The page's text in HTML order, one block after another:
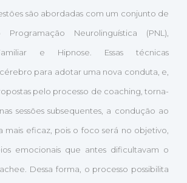
são abordadas com um conjunto de
Neurolinguística (PNL),
e Hipnose. Essas técnicas
para adotar uma nova conduta, e,
pelo processo de coaching, torna-
sessões subsequentes, a condução ao
mais eficaz, pois o foco será no objetivo,
emocionais que antes dificultavam o
Dessa forma, o processo possibilita